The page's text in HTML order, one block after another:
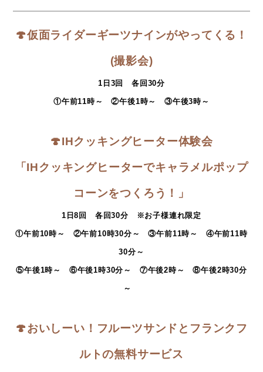
🍄仮面ライダーギーツナインがやってくる！
(撮影会)
1日3回 各回30分
①午前11時～ ②午後1時～ ③午後3時～
🍄IHクッキングヒーター体験会
「IHクッキングヒーターでキャラメルポップ
コーンをつくろう！」
1日8回 各回30分 ※お子様連れ限定
①午前10時～ ②午前10時30分～ ③午前11時～ ④午前11時
30分～
⑤午後1時～ ⑥午後1時30分～ ⑦午後2時～ ⑧午後2時30分
～
🍄おいしーい！フルーツサンドとフランクフ
ルトの無料サービス